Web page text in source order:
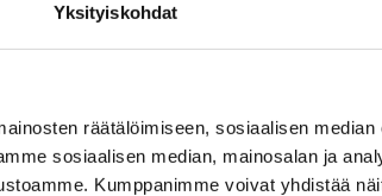
Yksityiskohdat
räätälöimiseen, sosiaalisen
sosiaalisen median, mainosalan ja
Kumppanimme voivat yhdistää
3 months ago
tarkennukset eivät olleet
sopimuksen tekijältä sille,